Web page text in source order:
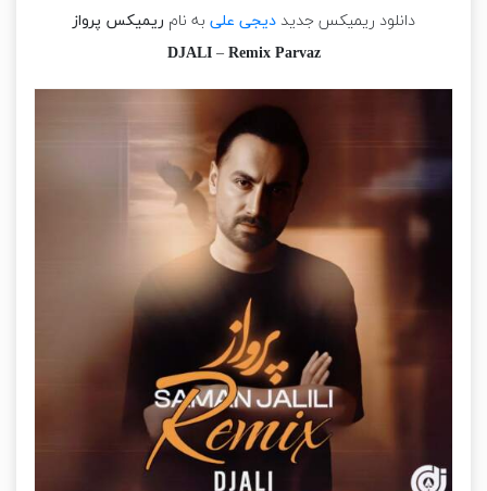
دانلود ریمیکس جدیددیجی علی به نام ریمیکس پرواز
DJALI– Remix Parvaz